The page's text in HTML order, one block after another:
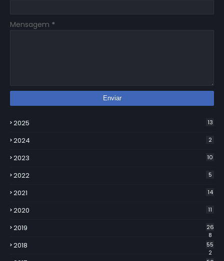
Mensagem *
2025 13
2024 2
2023 10
2022 5
2021 14
2020 11
2019
26
8
2018
55
2